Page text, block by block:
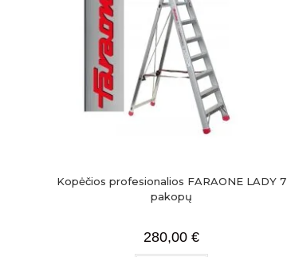
Kopėčios profesionalios FARAONE LADY 7
pakopų
280,00 €